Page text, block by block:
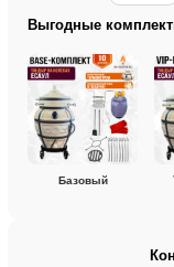
Выгодные
Базовый